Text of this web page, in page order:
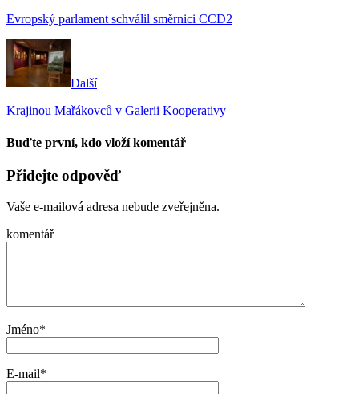
Evropský parlament schválil směrnici CCD2
Další
Krajinou Mařákovců v Galerii Kooperativy
Buďte první, kdo vloží komentář
Přidejte odpověď
Vaše e-mailová adresa nebude zveřejněna.
komentář
Jméno*
E-mail*